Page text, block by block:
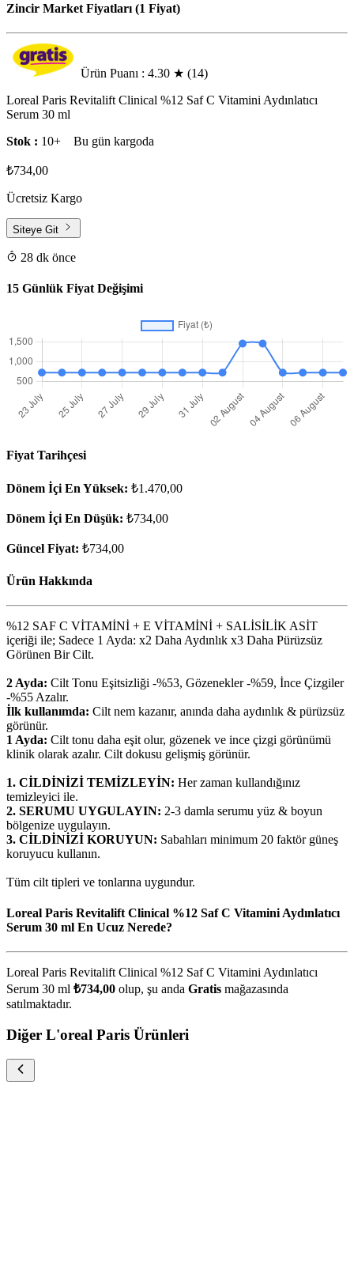
Zincir Market Fiyatları (1 Fiyat)
Ürün Puanı : 4.30 ★ (14)
Loreal Paris Revitalift Clinical %12 Saf C Vitamini Aydınlatıcı
Serum 30 ml
Stok : 10+ Bu gün kargoda
₺734,00
Ücretsiz Kargo
Siteye Git
28 dk önce
15 Günlük Fiyat Değişimi
Fiyat Tarihçesi
Dönem İçi En Yüksek: ₺1.470,00
Dönem İçi En Düşük: ₺734,00
Güncel Fiyat: ₺734,00
Ürün Hakkında
%12 SAF C VİTAMİNİ + E VİTAMİNİ + SALİSİLİK ASİT
içeriği ile; Sadece 1 Ayda: x2 Daha Aydınlık x3 Daha Pürüzsüz
Görünen Bir Cilt.
2 Ayda: Cilt Tonu Eşitsizliği -%53, Gözenekler -%59, İnce Çizgiler
-%55 Azalır.
İlk kullanımda: Cilt nem kazanır, anında daha aydınlık & pürüzsüz
görünür.
1 Ayda: Cilt tonu daha eşit olur, gözenek ve ince çizgi görünümü
klinik olarak azalır. Cilt dokusu gelişmiş görünür.
1. CİLDİNİZİ TEMİZLEYİN: Her zaman kullandığınız
temizleyici ile.
2. SERUMU UYGULAYIN: 2-3 damla serumu yüz & boyun
bölgenize uygulayın.
3. CİLDİNİZİ KORUYUN: Sabahları minimum 20 faktör güneş
koruyucu kullanın.
Tüm cilt tipleri ve tonlarına uygundur.
Loreal Paris Revitalift Clinical %12 Saf C Vitamini Aydınlatıcı
Serum 30 ml En Ucuz Nerede?
Loreal Paris Revitalift Clinical %12 Saf C Vitamini Aydınlatıcı
Serum 30 ml ₺734,00 olup, şu anda Gratis mağazasında
satılmaktadır.
Diğer L'oreal Paris Ürünleri